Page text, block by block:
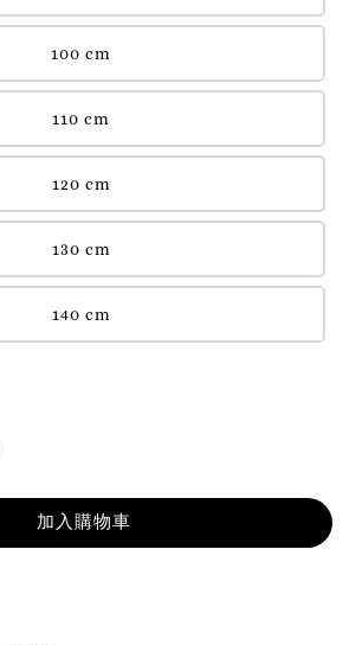
100 cm
110 cm
120 cm
130 cm
140 cm
加入購物車